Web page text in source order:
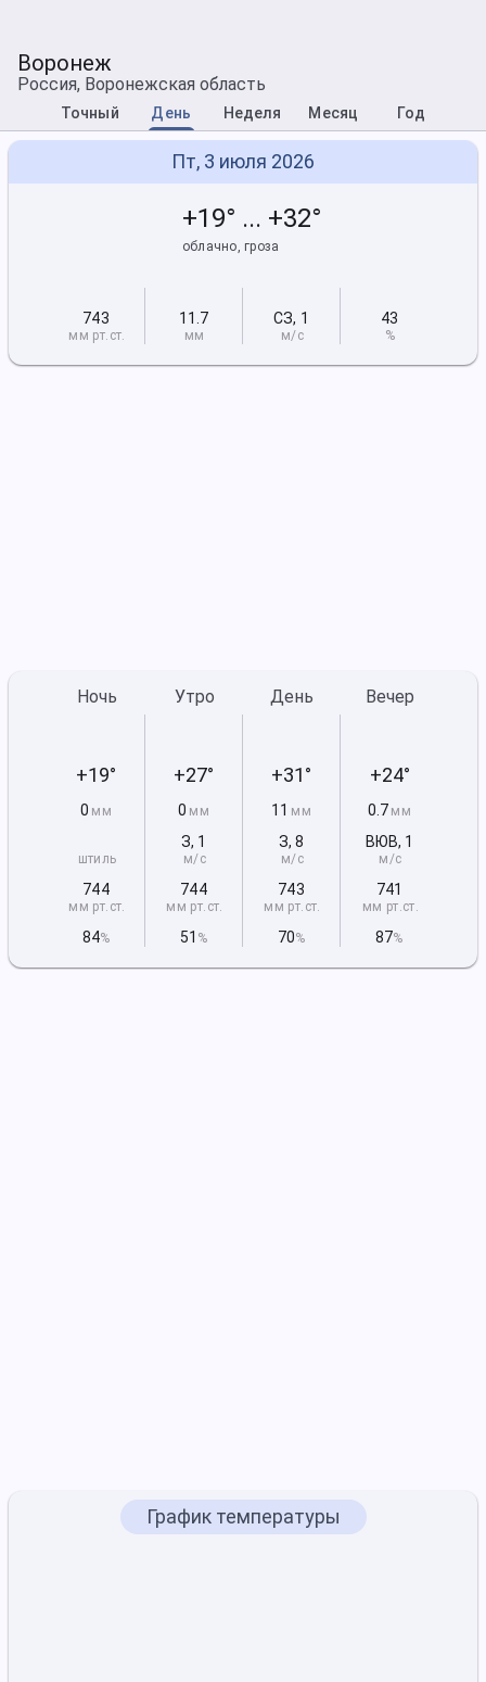
Воронеж
Россия, Воронежская область
Точный День Неделя Месяц Год
Пт, 3 июля 2026
+19° ... +32°
облачно, гроза
743
мм рт.ст.
11.7
мм
СЗ, 1
м/с
43
%
Ночь
+19°
0 мм
штиль
744
мм рт.ст.
84%
Утро
+27°
0 мм
З, 1
м/с
744
мм рт.ст.
51 %
День
+31°
11 мм
З,8
м/с
743
мм рт.ст.
70%
Вечер
+24°
0.7 мм
ВЮВ, 1
м/с
741
мм рт.ст.
87%
График температуры